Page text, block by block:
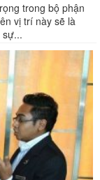
trong bộ phận
vị trí này sẽ là
sự...